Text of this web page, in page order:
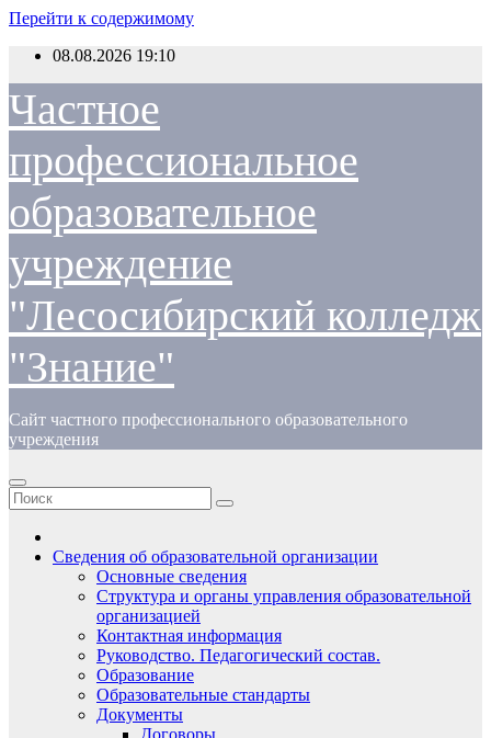
Перейти к содержимому
08.08.2026 19:10
Частное
профессиональное
образовательное
учреждение
"Лесосибирский колледж
"Знание"
Сайт частного профессионального образовательного
учреждения
Сведения об образовательной организации
Основные сведения
Структура и органы управления образовательной
организацией
Контактная информация
Руководство. Педагогический состав.
Образование
Образовательные стандарты
Документы
Договоры